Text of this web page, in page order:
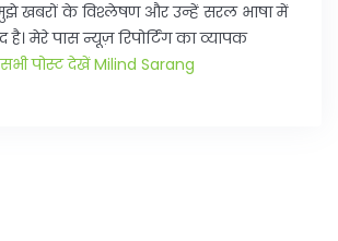
खबरों के विश्लेषण और उन्हें सरल भाषा में
है। मेरे पास न्यूज़ रिपोर्टिंग का व्यापक
पोस्ट देखें Milind Sarang